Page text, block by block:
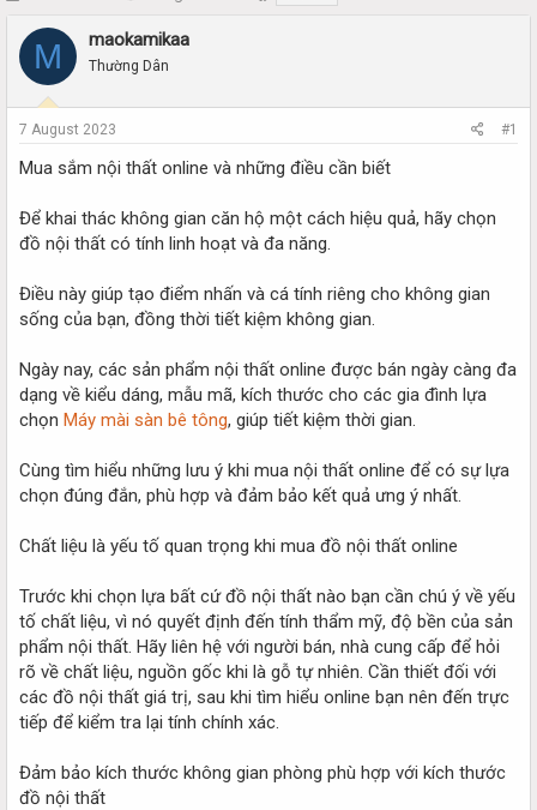
r
a
s
a
t
e
r
a
r
e
M maokamikaa
Thường Dân
7 August 2023 #1
Mua sắm nội thất online và những điều cần biết
Để khai thác không gian căn hộ một cách hiệu quả, hãy chọn
đồ nội thất có tính linh hoạt và đa năng.
Điều này giúp tạo điểm nhấn và cá tính riêng cho không gian
sống của bạn, đồng thời tiết kiệm không gian.
Ngày nay, các sản phẩm nội thất online được bán ngày càng đa
dạng về kiểu dáng, mẫu mã, kích thước cho các gia đình lựa
chọn Máy mài sàn bê tông, giúp tiết kiệm thời gian.
Cùng tìm hiểu những lưu ý khi mua nội thất online để có sự lựa
chọn đúng đắn, phù hợp và đảm bảo kết quả ưng ý nhất.
Chất liệu là yếu tố quan trọng khi mua đồ nội thất online
Trước khi chọn lựa bất cứ đồ nội thất nào bạn cần chú ý về yếu
tố chất liệu, vì nó quyết định đến tính thẩm mỹ, độ bền của sản
phẩm nội thất. Hãy liên hệ với người bán, nhà cung cấp để hỏi
rõ về chất liệu, nguồn gốc khi là gỗ tự nhiên. Cần thiết đối với
các đồ nội thất giá trị, sau khi tìm hiểu online bạn nên đến trực
tiếp để kiểm tra lại tính chính xác.
Đảm bảo kích thước không gian phòng phù hợp với kích thước
đồ nội thất